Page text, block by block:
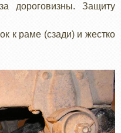
дороговизны. Защиту
к раме (сзади) и жестко